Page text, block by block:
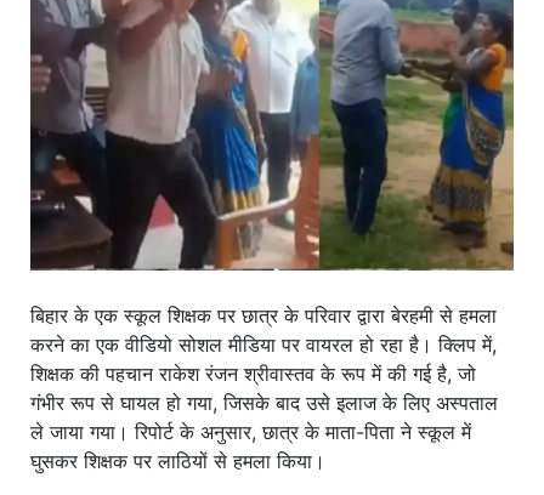
खाना
बिहार के एक स्कूल शिक्षक पर छात्र के परिवार द्वारा बेरहमी से हमला
करने का एक वीडियो सोशल मीडिया पर वायरल हो रहा है। क्लिप में,
शिक्षक की पहचान राकेश रंजन श्रीवास्तव के रूप में की गई है, जो
गंभीर रूप से घायल हो गया, जिसके बाद उसे इलाज के लिए अस्पताल
ले जाया गया। रिपोर्ट के अनुसार, छात्र के माता-पिता ने स्कूल में
घुसकर शिक्षक पर लाठियों से हमला किया।